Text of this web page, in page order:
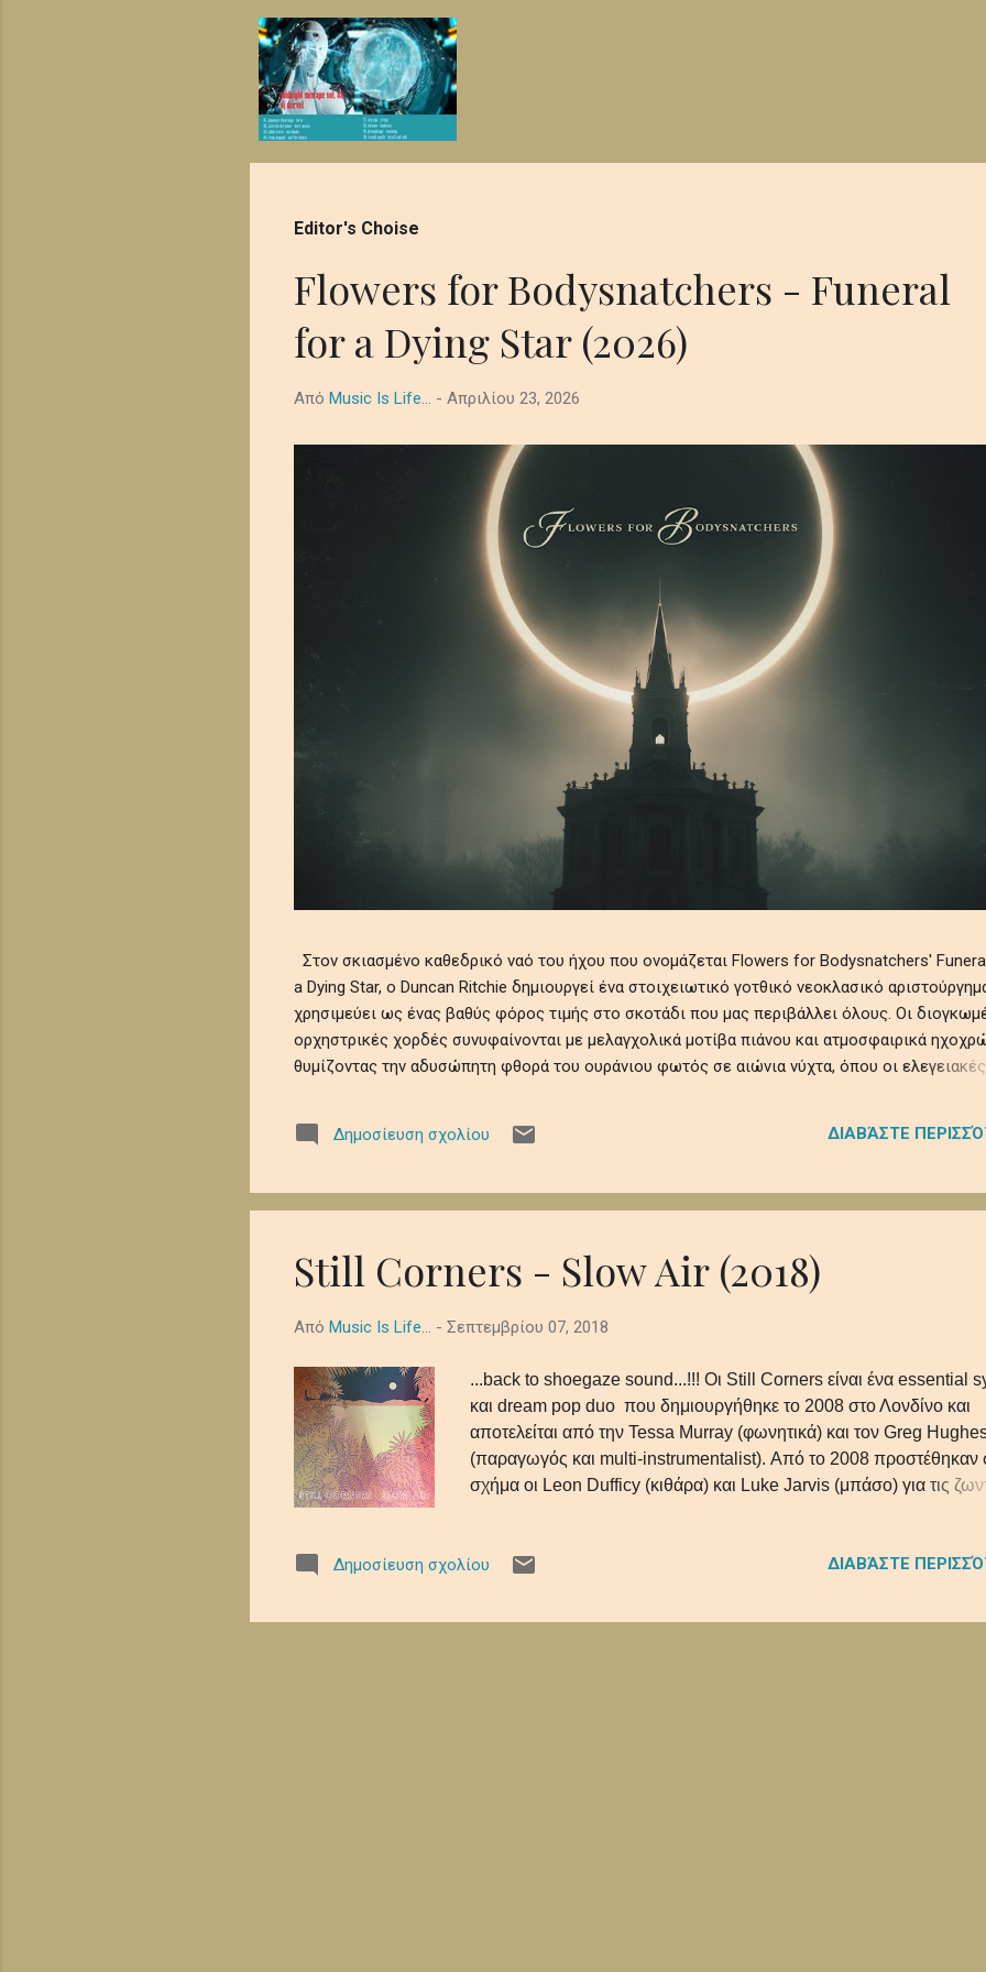
σ
ε
ς
Editor's Choise
Flowers for Bodysnatchers - Funeral
for a Dying Star (2026)
Από Music Is Life... - Απριλίου 23, 2026
Στον σκιασμένο καθεδρικό ναό του ήχου που ονομάζεται Flowers for Bodysnatchers'
a Dying Star, ο Duncan Ritchie δημιουργεί ένα στοιχειωτικό γοτθικό νεοκλασικό
χρησιμεύει ως ένας βαθύς φόρος τιμής στο σκοτάδι που μας περιβάλλει όλους. Οι
ορχηστρικές χορδές συνυφαίνονται με μελαγχολικά μοτίβα πιάνου και ατμοσφαιρικά
θυμίζοντας την αδυσώπητη φθορά του ουράνιου φωτός σε αιώνια νύχτα, όπου οι ελεγειακές
κοσμικής λήθης. Αυτό το ηχητικό ρέκβιεμ βυθίζει τους ακροατές σε ένα κινηματογραφικό
μωσαϊκό μελαγχολίας και τρόμου, μεταμορφώνοντας προσωπικές και καθολικές σκιές σε
λυκόφωτος. Ο ήχος από τα βαθιά synths το πιάνο και τα έγχορδα δημιουργούν μία
διάστημα. In the shadowed ...
Δημοσίευση σχολίου ΔΙΑΒΆΣΤΕ
Still Corners - Slow Air (2018)
Από Music Is Life... - Σεπτεμβρίου 07, 2018
...back to shoegaze sound...!!! Οι Still Corners είναι ένα essential
και dream pop duo που δημιουργήθηκε το 2008 στο Λονδίνο και
αποτελείται από την Tessa Murray (φωνητικά) και τον Greg
(παραγωγός και multi-instrumentalist). Από το 2008 προστέθηκαν
σχήμα οι Leon Dufficy (κιθάρα) και Luke Jarvis (μπάσο) για τις
Το όνομά τους είναι εμπνευσμένο απο το ποίημα "New Hamshire"
Δημοσίευση σχολίου ΔΙΑΒΆΣΤΕ